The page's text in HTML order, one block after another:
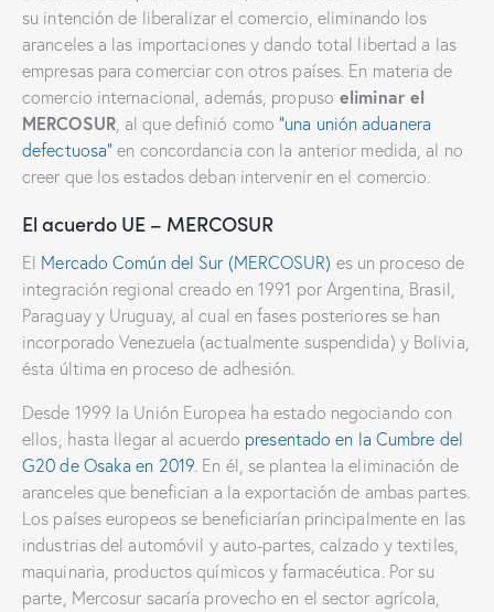
su intención de liberalizar el comercio, eliminando los
aranceles a las importaciones y dando total libertad a las
empresas para comerciar con otros países. En materia de
comercio internacional, además, propuso eliminar el
MERCOSUR, al que definió como “una unión aduanera
defectuosa” en concordancia con la anterior medida, al no
creer que los estados deban intervenir en el comercio.
El acuerdo UE – MERCOSUR
El Mercado Común del Sur (MERCOSUR) es un proceso de
integración regional creado en 1991 por Argentina, Brasil,
Paraguay y Uruguay, al cual en fases posteriores se han
incorporado Venezuela (actualmente suspendida) y Bolivia,
ésta última en proceso de adhesión.
Desde 1999 la Unión Europea ha estado negociando con
ellos, hasta llegar al acuerdo presentado en la Cumbre del
G20 de Osaka en 2019. En él, se plantea la eliminación de
aranceles que benefician a la exportación de ambas partes.
Los países europeos se beneficiarían principalmente en las
industrias del automóvil y auto-partes, calzado y textiles,
maquinaria, productos químicos y farmacéutica. Por su
parte, Mercosur sacaría provecho en el sector agrícola,